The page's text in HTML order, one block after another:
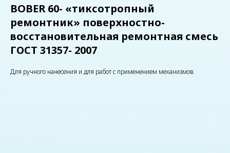
BOBER 60- «тиксотропный
ремонтник» поверхностно-
восстановительная ремонтная смесь
ГОСТ 31357- 2007
Для ручного нанесения и для работ с применением механизмов.